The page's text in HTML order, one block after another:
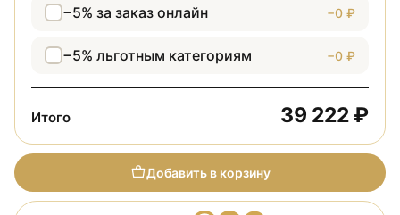
−5% за заказ онлайн −0 ₽
−5% льготным категориям −0 ₽
Итого 39 222 ₽
Добавить в корзину